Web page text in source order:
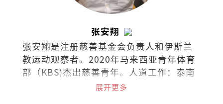
张安翔
张安翔是注册慈善基金会负责人和伊斯兰
教运动观察者。2020年马来西亚青年体育
部（KBS)杰出慈善青年。人道工作：泰南
边界（2016）、克斯巴扎-孟加拉
展开更多